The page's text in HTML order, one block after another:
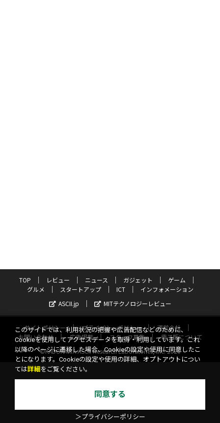
TOP レビュー ニュース ガジェット
ゲーム
グルメ
スタートアップ ICT
インフォメーション
ASCII.jp
MITテクノロジーレビュー
サイトポリシー プライバシーポリシー
運営会社
お問い合わせ
広告掲載 スタッフ募集
電子版について
©KADOKAWA ASCII Research Laboratories, Inc. 2026
このサイトでは、利用状況の把握や広告配信などのために、
Cookieを使用してアクセスデータを取得・利用しています。これ
以降のページに遷移した場合、Cookieの設定や使用に同意したこ
とになります。Cookieの設定や使用の詳細、オプトアウトについ
ては詳細 をご覧ください。
同意する
＞プライバシーポリシー